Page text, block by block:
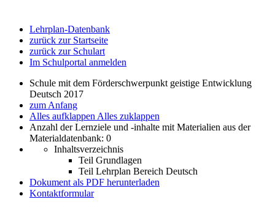
Lehrplan-Datenbank
zurück zur Startseite
zurück zur Schulart
Im Schulportal anmelden
Schule mit dem Förderschwerpunkt geistige Entwicklung
Deutsch 2017
zum Anfang
Alles aufklappen Alles zuklappen
Anzahl der Lernziele und -inhalte mit Materialien aus der
Materialdatenbank: 0
Inhaltsverzeichnis
Teil Grundlagen
Teil Lehrplan Bereich Deutsch
Dokument als PDF herunterladen
Kontaktformular